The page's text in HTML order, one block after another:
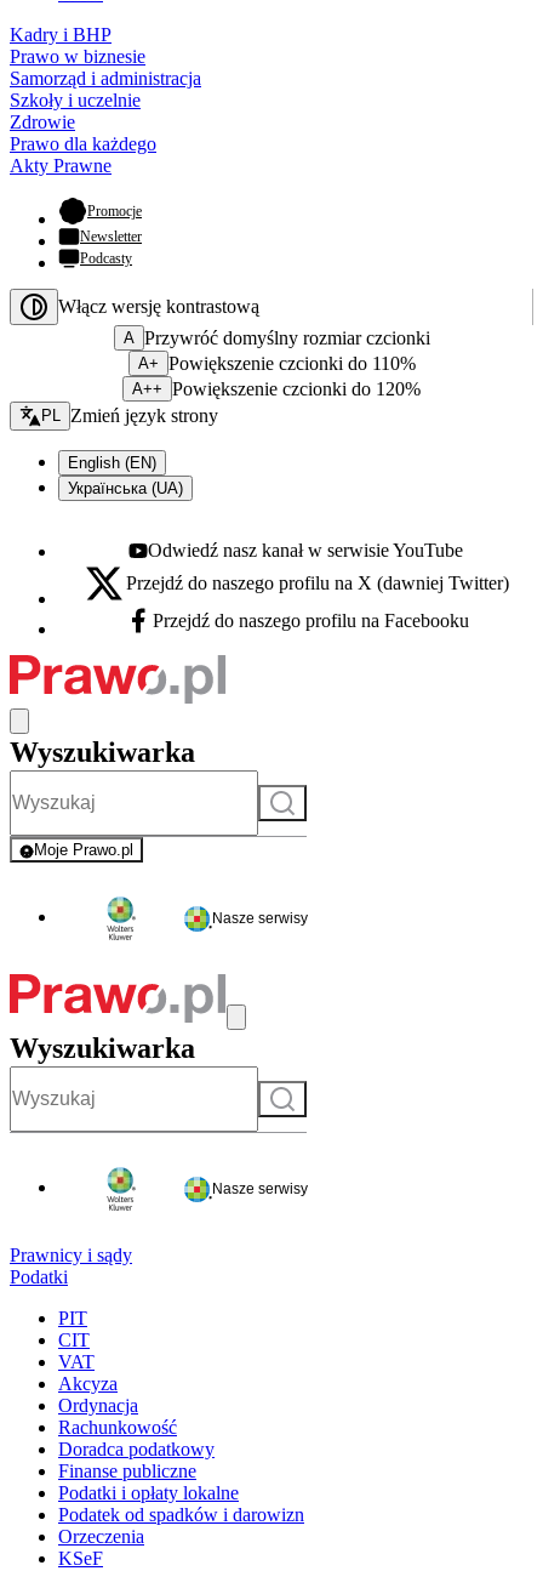
Kadry i BHP
Prawo w biznesie
Samorząd i administracja
Szkoły i uczelnie
Zdrowie
Prawo dla każdego
Akty Prawne
Promocje- otwiera się w nowej karcie
Newsletter
Podcasty
Włącz wersję kontrastową
A Przywróć domyślny rozmiar czcionki
A+ Powiększenie czcionki do 110%
A++ Powiększenie czcionki do 120%
Zmień język - bieżący:
PL Zmień język strony
English (EN)
Українська (UA)
Youtube - otwiera się w nowej karcie
Odwiedź nasz kanał w serwisie YouTube
X - otwiera się w nowej karcie
Przejdź do naszego profilu na X (dawniej Twitter)
Facebook - otwiera się w nowej karcie
Przejdź do naszego profilu na Facebooku
Wyszukiwarka
Szukaj
Moje Prawo.pl
- rejestracja i logowanie do serwisu
Nasze serwisy
Wyszukiwarka
Szukaj
Nasze serwisy
Prawnicy i sądy
Podatki
PIT
CIT
VAT
Akcyza
Ordynacja
Rachunkowość
Doradca podatkowy
Finanse publiczne
Podatki i opłaty lokalne
Podatek od spadków i darowizn
Orzeczenia
KSeF